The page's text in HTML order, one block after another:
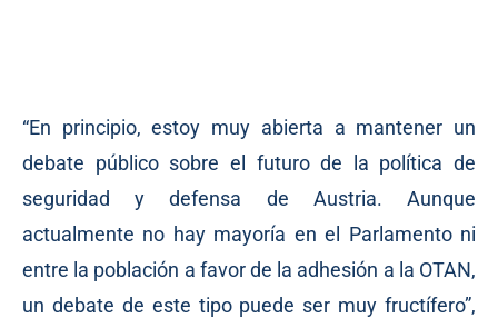
“En principio, estoy muy abierta a mantener un
debate público sobre el futuro de la política de
seguridad y defensa de Austria. Aunque
actualmente no hay mayoría en el Parlamento ni
entre la población a favor de la adhesión a la OTAN,
un debate de este tipo puede ser muy fructífero”,